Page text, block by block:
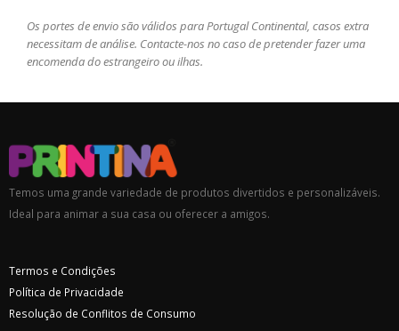
Os portes de envio são válidos para Portugal Continental, casos extra
necessitam de análise. Contacte-nos no caso de pretender fazer uma
encomenda do estrangeiro ou ilhas.
Temos uma grande variedade de produtos divertidos e personalizáveis.
Ideal para animar a sua casa ou oferecer a amigos.
Termos e Condições
Política de Privacidade
Resolução de Conflitos de Consumo